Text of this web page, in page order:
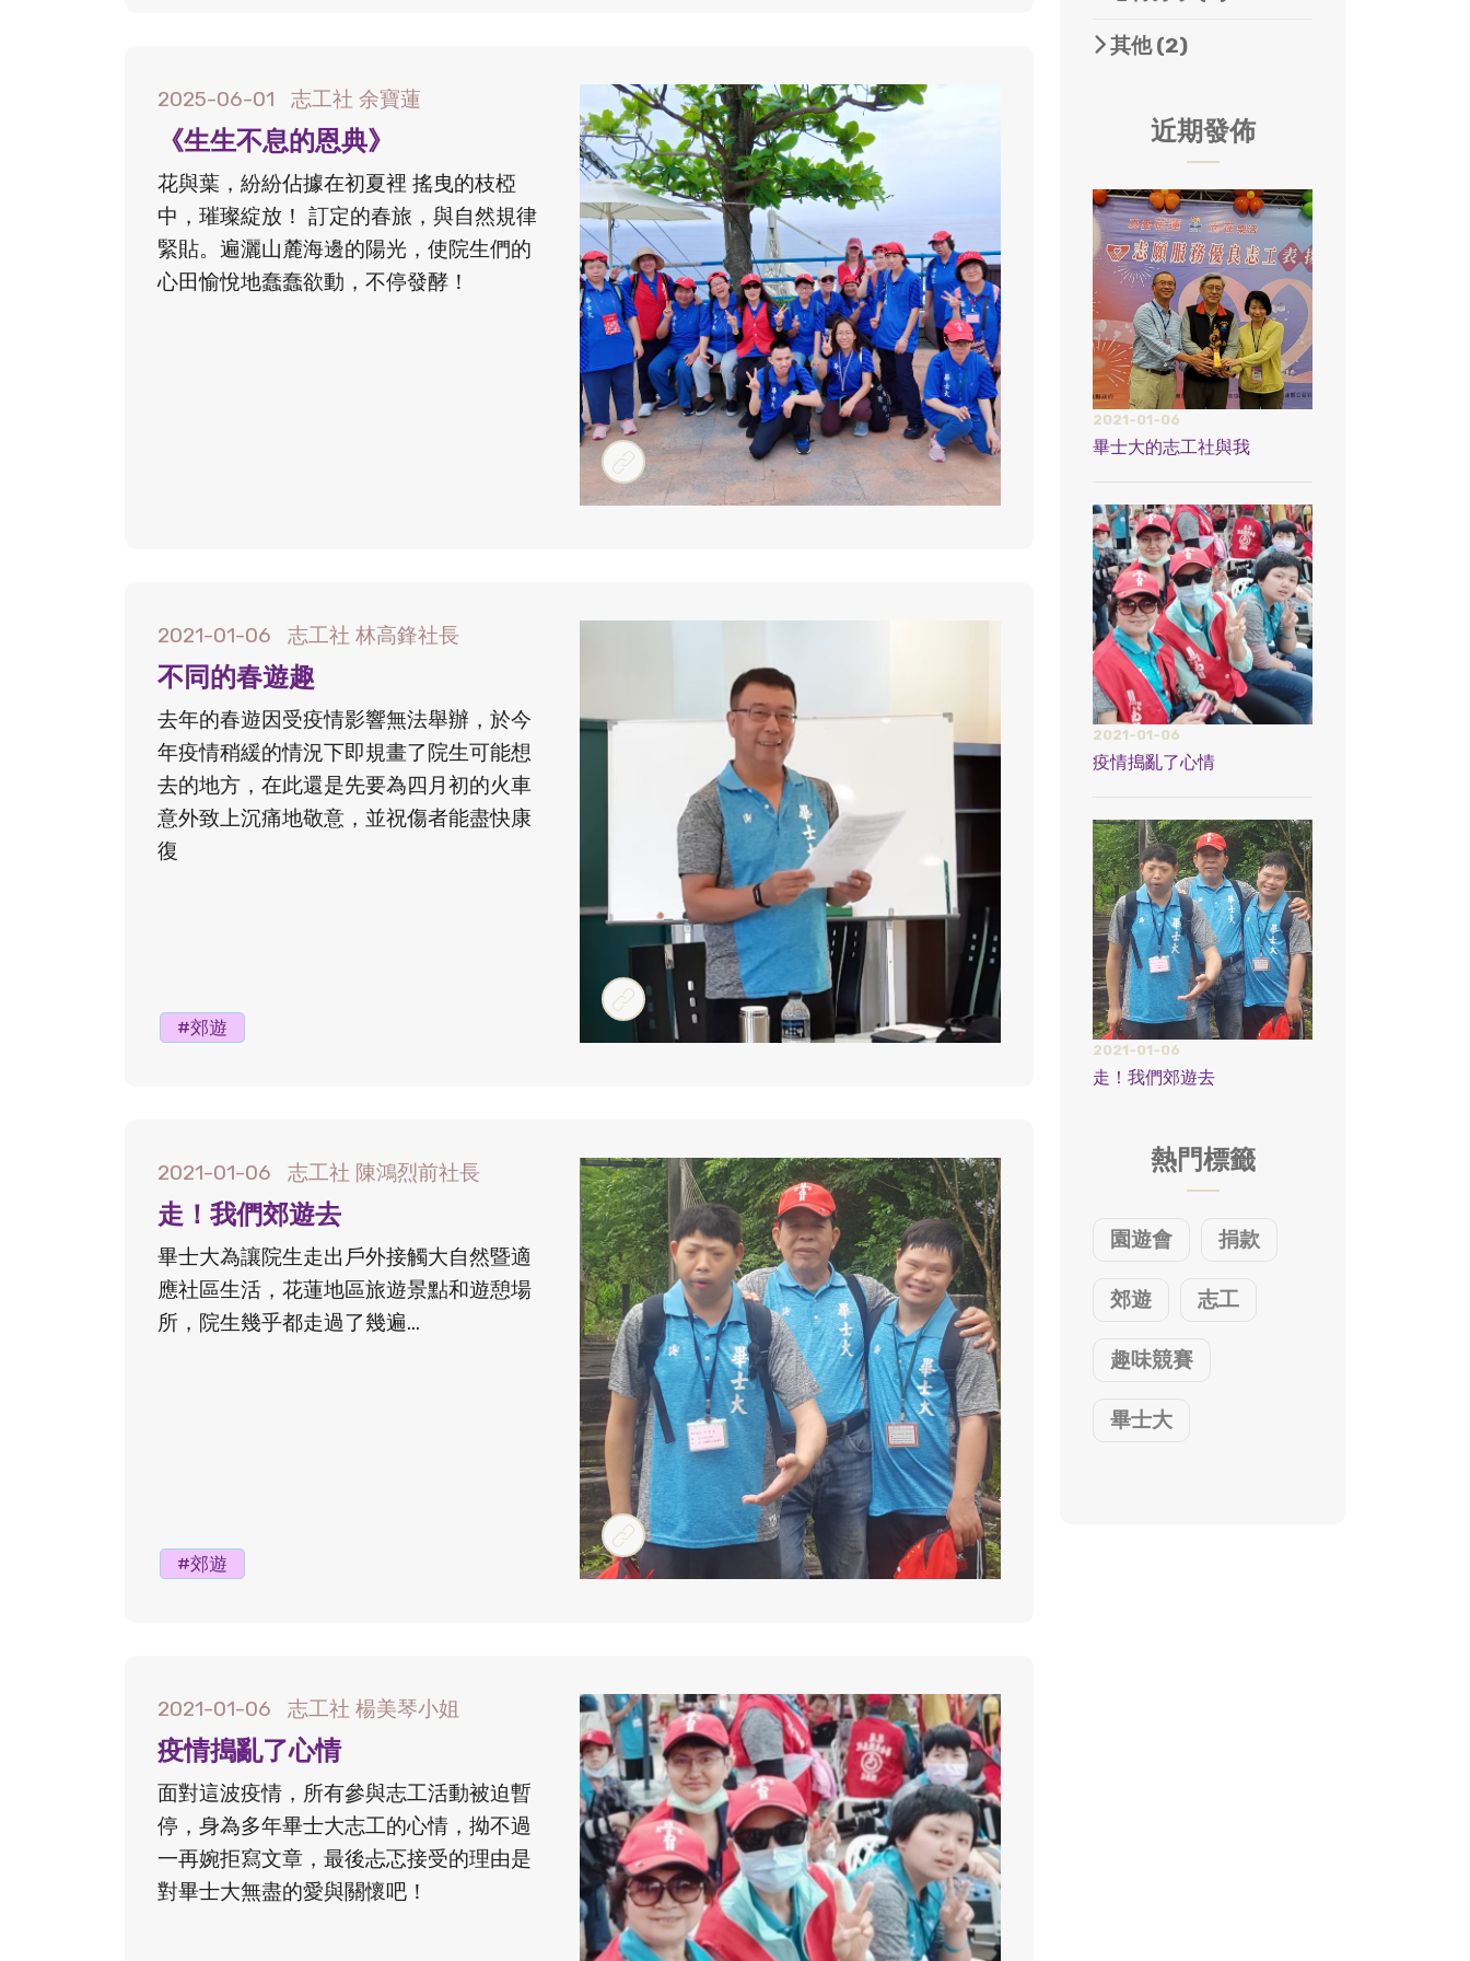
其他(2)
近期發佈
2021-01-06
畢士大的志工社與我
2021-01-06
疫情搗亂了心情
2021-01-06
走！我們郊遊去
熱門標籤
園遊會 捐款
郊遊 志工
趣味競賽
畢士大
2025-06-01 志工社 余寶蓮
《生生不息的恩典》
花與葉，紛紛佔據在初夏裡 搖曳的枝椏
中，璀璨綻放！ 訂定的春旅，與自然規律
緊貼。遍灑山麓海邊的陽光，使院生們的
心田愉悅地蠢蠢欲動，不停發酵！
2021-01-06 志工社 林高鋒社長
不同的春遊趣
去年的春遊因受疫情影響無法舉辦，於今
年疫情稍緩的情況下即規畫了院生可能想
去的地方，在此還是先要為四月初的火車
意外致上沉痛地敬意，並祝傷者能盡快康
復
#郊遊
2021-01-06 志工社 陳鴻烈前社長
走！我們郊遊去
畢士大為讓院生走出戶外接觸大自然暨適
應社區生活，花蓮地區旅遊景點和遊憩場
所，院生幾乎都走過了幾遍...
#郊遊
2021-01-06 志工社 楊美琴小姐
疫情搗亂了心情
面對這波疫情，所有參與志工活動被迫暫
停，身為多年畢士大志工的心情，拗不過
一再婉拒寫文章，最後忐忑接受的理由是
對畢士大無盡的愛與關懷吧！